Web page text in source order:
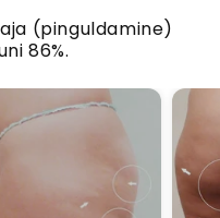
(pinguldamine)
86%.